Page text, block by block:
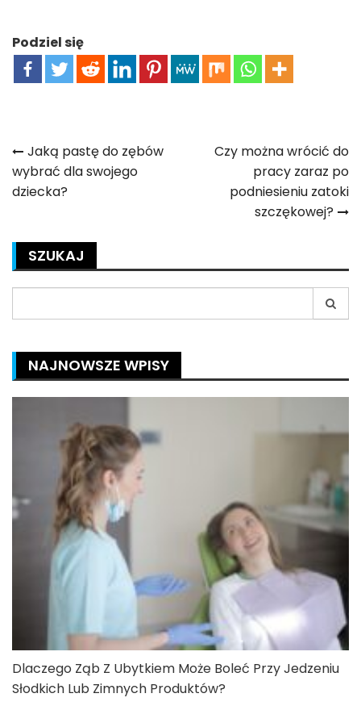
Podziel się
Nawigacja
wpisu
Jaką pastę do zębów
wybrać dla swojego
dziecka?
Czy można wrócić do
pracy zaraz po
podniesieniu zatoki
szczękowej?
SZUKAJ
for:
NAJNOWSZE WPISY
Dlaczego Ząb Z Ubytkiem Może Boleć Przy Jedzeniu
Słodkich Lub Zimnych Produktów?